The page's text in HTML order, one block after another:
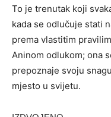
To je trenutak koji
kada se odlučuje stati
prema vlastitim
Aninom odlukom; ona
prepoznaje svoju
mjesto u svijetu.